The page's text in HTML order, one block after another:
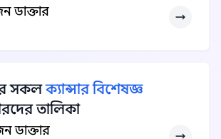
ডাক্তার
সকলক্যান্সার বিশেষজ্ঞ
তালিকা
ডাক্তার